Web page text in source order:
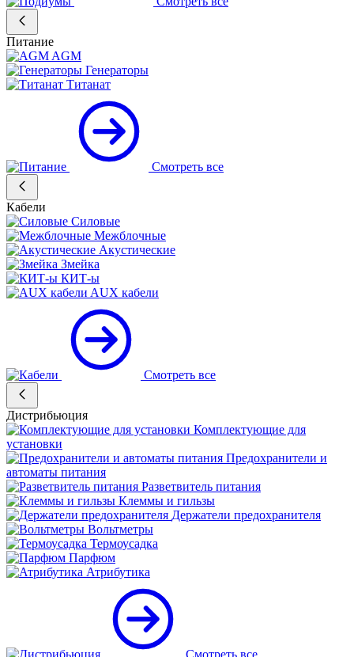
Питание
AGM
Генераторы
Титанат
Смотреть все
Кабели
Силовые
Межблочные
Акустические
Змейка
КИТ-ы
AUX кабели
Смотреть все
Дистрибьюция
Комплектующие для
установки
Предохранители и
автоматы питания
Разветвитель питания
Клеммы и гильзы
Держатели предохранителя
Вольтметры
Термоусадка
Парфюм
Атрибутика